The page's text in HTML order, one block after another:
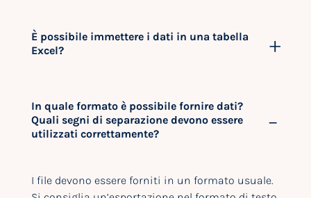
È possibile immettere i dati in una tabella
Excel?
In quale formato è possibile fornire dati?
Quali segni di separazione devono essere
utilizzati correttamente?
I file devono essere forniti in un formato usuale.